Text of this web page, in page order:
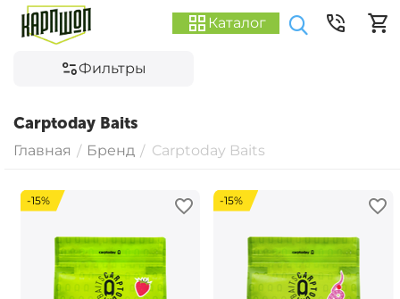
Каталог
Фильтры
Carptoday Baits
Главная / Бренд / Carptoday Baits
-15% -15%